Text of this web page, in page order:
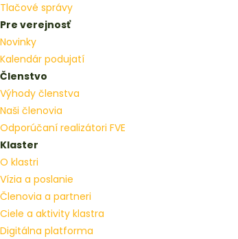
Tlačové správy
Pre verejnosť
Novinky
Kalendár podujatí
Členstvo
Výhody členstva
Naši členovia
Odporúčaní realizátori FVE
Klaster
O klastri
Vízia a poslanie
Členovia a partneri
Ciele a aktivity klastra
Digitálna platforma